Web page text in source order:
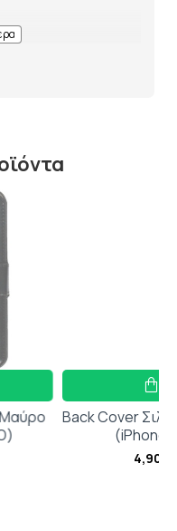
Back Cover Σιλικόνης Λιλά
(iPhone 13)